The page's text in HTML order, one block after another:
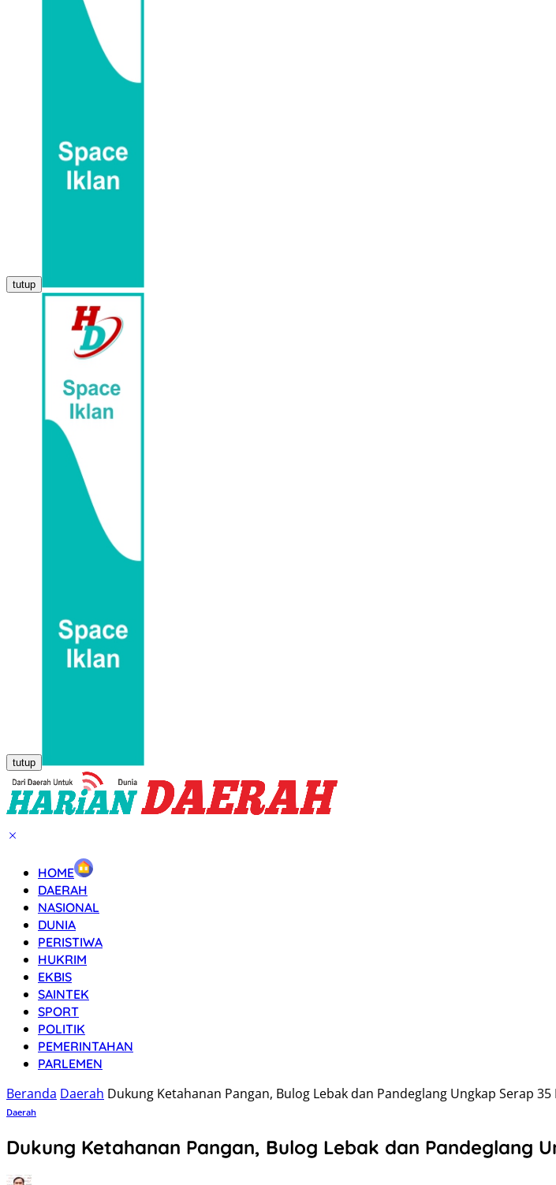
tutup
tutup
HOME
DAERAH
NASIONAL
DUNIA
PERISTIWA
HUKRIM
EKBIS
SAINTEK
SPORT
POLITIK
PEMERINTAHAN
PARLEMEN
Beranda Daerah Dukung Ketahanan Pangan, Bulog Lebak dan Pandeglang Ungkap Serap
Daerah
Dukung Ketahanan Pangan, Bulog Lebak dan Pandeglang